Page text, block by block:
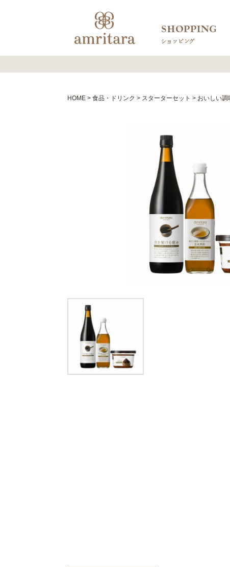
HOME 食品・ドリンク スターターセット おいしい調